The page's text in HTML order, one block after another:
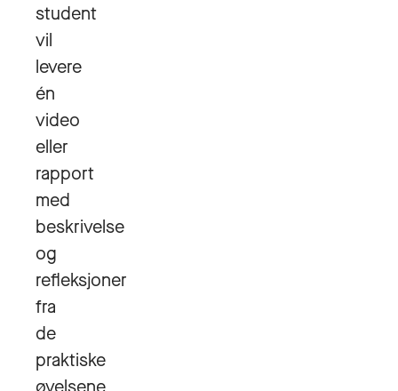
student
vil
levere
én
video
eller
rapport
med
beskrivelse
og
refleksjoner
fra
de
praktiske